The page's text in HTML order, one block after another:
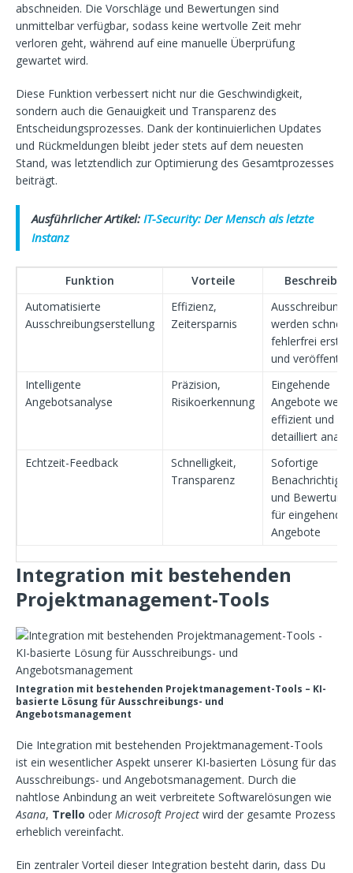
abschneiden. Die Vorschläge und Bewertungen sind
unmittelbar verfügbar, sodass keine wertvolle Zeit mehr
verloren geht, während auf eine manuelle Überprüfung
gewartet wird.
Diese Funktion verbessert nicht nur die Geschwindigkeit,
sondern auch die Genauigkeit und Transparenz des
Entscheidungsprozesses. Dank der kontinuierlichen Updates
und Rückmeldungen bleibt jeder stets auf dem neuesten
Stand, was letztendlich zur Optimierung des Gesamtprozesses
beiträgt.
Ausführlicher Artikel: IT-Security: Der Mensch als letzte
Instanz
Funktion Vorteile
Automatisierte
Ausschreibungserstellung
Effizienz,
Zeitersparnis
werden schnell
fehlerfrei
und
Intelligente
Angebotsanalyse
Präzision,
Risikoerkennung
Eingehende
Angebote
effizient und
detailliert
Echtzeit-Feedback
Schnelligkeit,
Transparenz
Sofortige
und
für eingehende
Angebote
Integration mit bestehenden
Projektmanagement-Tools
Integration mit bestehenden Projektmanagement-Tools – KI-
basierte Lösung für Ausschreibungs- und
Angebotsmanagement
Die Integration mit bestehenden Projektmanagement-Tools
ist ein wesentlicher Aspekt unserer KI-basierten Lösung für das
Ausschreibungs- und Angebotsmanagement. Durch die
nahtlose Anbindung an weit verbreitete Softwarelösungen wie
Asana, Trello oder Microsoft Project wird der gesamte Prozess
erheblich vereinfacht.
Ein zentraler Vorteil dieser Integration besteht darin, dass Du